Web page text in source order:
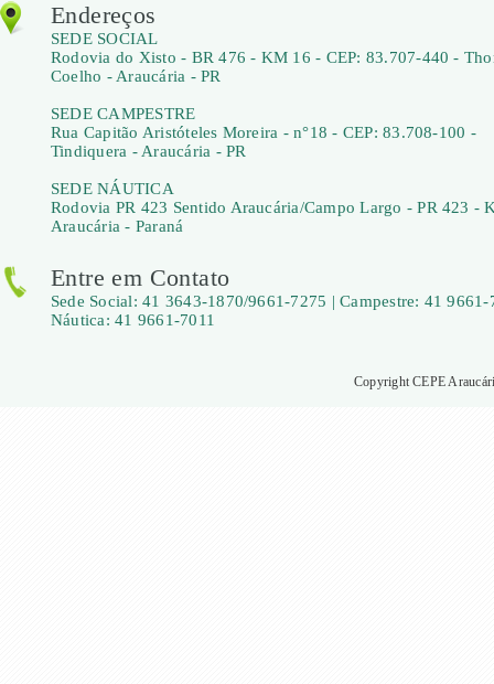
Endereços
SEDE SOCIAL
Rodovia do Xisto - BR 476 - KM 16 - CEP: 83.707-440 -
Coelho - Araucária - PR
SEDE CAMPESTRE
Rua Capitão Aristóteles Moreira - n°18 - CEP: 83.708-100 -
Tindiquera - Araucária - PR
SEDE NÁUTICA
Rodovia PR 423 Sentido Araucária/Campo Largo - PR 423 -
Araucária - Paraná
Entre em Contato
Sede Social: 41 3643-1870/9661-7275 | Campestre: 41 9661-
Náutica: 41 9661-7011
Copyright CEPE